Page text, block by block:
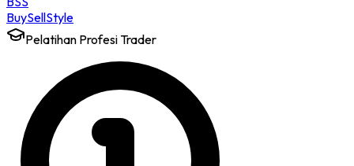
BuySellStyle
Pelatihan Profesi Trader